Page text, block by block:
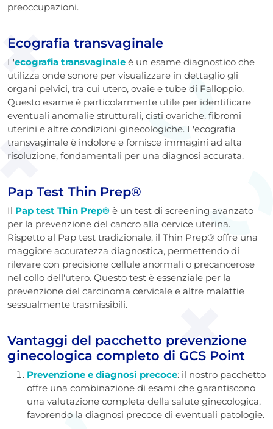
preoccupazioni.
Ecografia transvaginale
L'ecografia transvaginale è un esame diagnostico che
utilizza onde sonore per visualizzare in dettaglio gli
organi pelvici, tra cui utero, ovaie e tube di Falloppio.
Questo esame è particolarmente utile per identificare
eventuali anomalie strutturali, cisti ovariche, fibromi
uterini e altre condizioni ginecologiche. L'ecografia
transvaginale è indolore e fornisce immagini ad alta
risoluzione, fondamentali per una diagnosi accurata.
Pap Test Thin Prep®
Il Pap test Thin Prep® è un test di screening avanzato
per la prevenzione del cancro alla cervice uterina.
Rispetto al Pap test tradizionale, il Thin Prep® offre una
maggiore accuratezza diagnostica, permettendo di
rilevare con precisione cellule anormali o precancerose
nel collo dell'utero. Questo test è essenziale per la
prevenzione del carcinoma cervicale e altre malattie
sessualmente trasmissibili.
Vantaggi del pacchetto prevenzione
ginecologica completo di GCS Point
Prevenzione e diagnosi precoce: il nostro pacchetto
offre una combinazione di esami che garantiscono
una valutazione completa della salute ginecologica,
favorendo la diagnosi precoce di eventuali patologie.